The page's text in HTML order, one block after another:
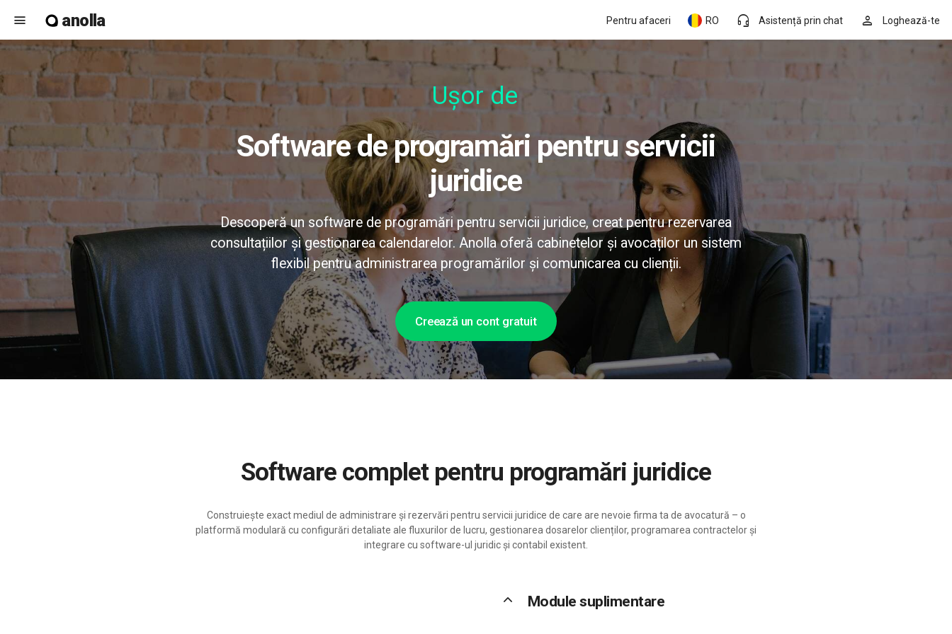
menu anolla person Loghează-te
headset_mic Asistență prin chat
RO
Pentru afaceri
Ușor de utili
Software de programări pentru servicii
juridice
Descoperă un software de programări pentru servicii juridice, creat pentru rezervarea
consultațiilor și gestionarea calendarelor. Anolla oferă cabinetelor și avocaților un sistem
flexibil pentru administrarea programărilor și comunicarea cu clienții.
Creează un cont gratuit
Software complet pentru programări juridice
Construiește exact mediul de administrare și rezervări pentru servicii juridice de care are nevoie firma ta de avocatură – o
platformă modulară cu configurări detaliate ale fluxurilor de lucru, gestionarea dosarelor clienților, programarea contractelor și
integrare cu software-ul juridic și contabil existent.
keyboard_arrow_up Module suplimentare